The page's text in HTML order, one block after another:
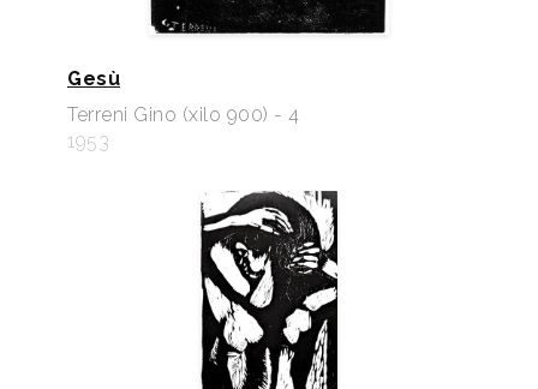
Gesù
Terreni Gino (xilo 900) - 4
1953